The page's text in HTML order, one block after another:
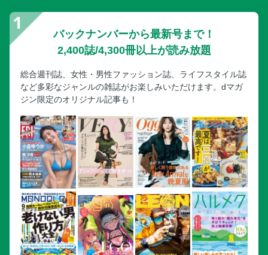
バックナンバーから最新号まで！
2,400誌/4,300冊以上が読み放題
総合週刊誌、女性・男性ファッション誌、ライフスタイル誌
など多彩なジャンルの雑誌がお楽しみいただけます。dマガ
ジン限定のオリジナル記事も！